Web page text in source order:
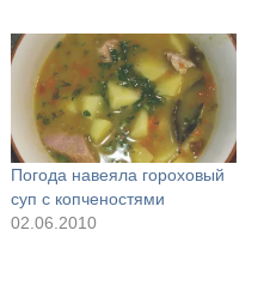
Погода навеяла гороховый
суп с копченостями
02.06.2010